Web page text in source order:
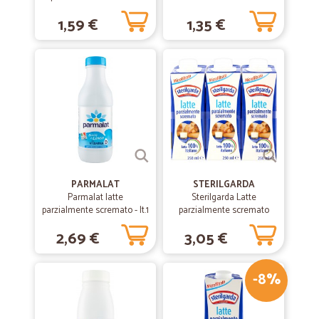
Esperienza Perfetta :)
28/12/2020
Servizio puntuale e corretto.
Servizio puntuale e corretto.
—Luca G.
Servizio veloce e affidabile
Servizio veloce e affidabile. Ottimo imballaggio veramente
consigliato a tutti.
24/12/2019
È molto diverso da quello che si vede…
È molto diverso da quello che si vede dalla foto che mostrate ......
1,59 € 1,35 €
PARMALAT
Parmalat latte
parzialmente scremato - lt.1
2,69 €
STERILGARDA
Sterilgarda Latte
parzialmente scremato
microfiltrato UHT a lunga
conservazione 3 x 250 ml
3,05 €
-8%